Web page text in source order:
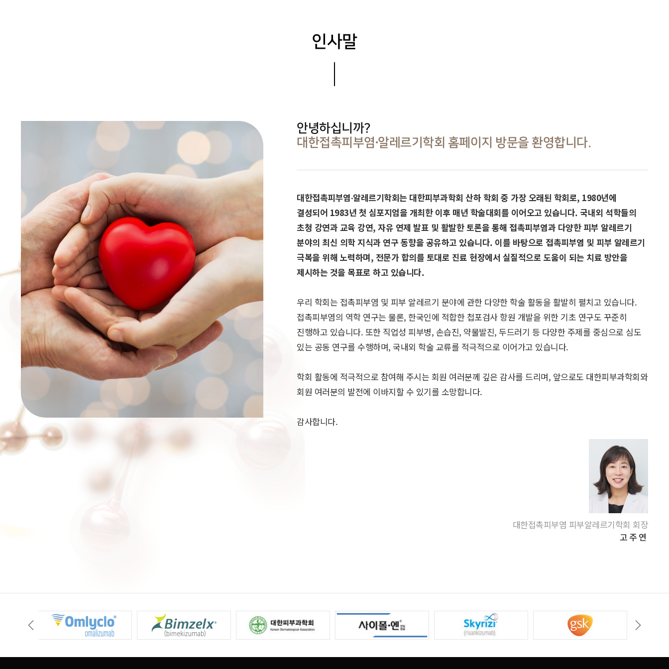
인사말
안녕하십니까?
대한접촉피부염∙알레르기학회 홈페이지 방문을 환영합니다.
대한접촉피부염∙알레르기학회는 대한피부과학회 산하 학회 중 가장 오래된 학회로, 1980년에
결성되어 1983년 첫 심포지엄을 개최한 이후 매년 학술대회를 이어오고 있습니다. 국내외 석학들의
초청 강연과 교육 강연, 자유 연제 발표 및 활발한 토론을 통해 접촉피부염과 다양한 피부 알레르기
분야의 최신 의학 지식과 연구 동향을 공유하고 있습니다. 이를 바탕으로 접촉피부염 및 피부 알레르기
극복을 위해 노력하며, 전문가 합의를 토대로 진료 현장에서 실질적으로 도움이 되는 치료 방안을
제시하는 것을 목표로 하고 있습니다.
우리 학회는 접촉피부염 및 피부 알레르기 분야에 관한 다양한 학술 활동을 활발히 펼치고 있습니다.
접촉피부염의 역학 연구는 물론, 한국인에 적합한 첩포검사 항원 개발을 위한 기초 연구도 꾸준히
진행하고 있습니다. 또한 직업성 피부병, 손습진, 약물발진, 두드러기 등 다양한 주제를 중심으로 심도
있는 공동 연구를 수행하며, 국내외 학술 교류를 적극적으로 이어가고 있습니다.
학회 활동에 적극적으로 참여해 주시는 회원 여러분께 깊은 감사를 드리며, 앞으로도 대한피부과학회와
회원 여러분의 발전에 이바지할 수 있기를 소망합니다.
감사합니다.
대한접촉피부염 피부알레르기학회 회장
고주연